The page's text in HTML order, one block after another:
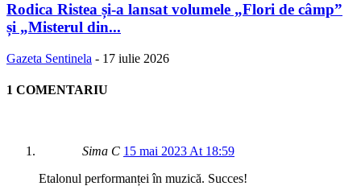
Rodica Ristea și-a lansat volumele „Flori de câmp”
și „Misterul din...
Gazeta Sentinela - 17 iulie 2026
1 COMENTARIU
Sima C 15 mai 2023 At 18:59
Etalonul performanței în muzică. Succes!